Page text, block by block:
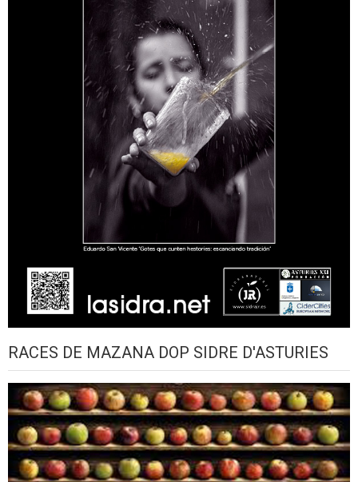
RACES DE MAZANA DOP SIDRE D'ASTURIES